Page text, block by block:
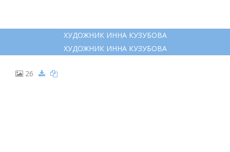
ХУДОЖНИК ИННА КУЗУБОВА
ХУДОЖНИК ИННА КУЗУБОВА
26